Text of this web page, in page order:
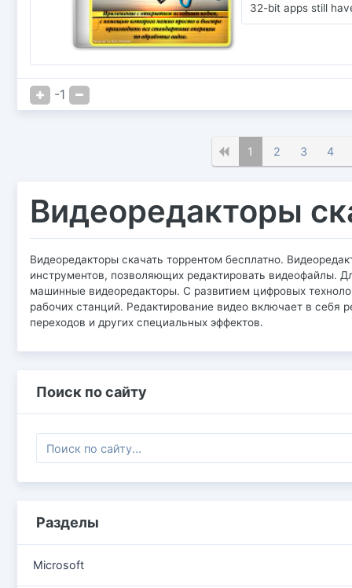
32-bit apps still
-1
1 2 3 4
Видеоредакторы
Видеоредакторы скачать торрентом бесплатно.
инструментов, позволяющих редактировать видеофайлы.
машинные видеоредакторы. С развитием цифровых
рабочих станций. Редактирование видео включает в себя
переходов и других специальных эффектов.
Поиск по сайту
Разделы
Microsoft